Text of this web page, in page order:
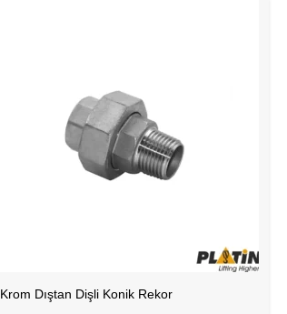
Krom Dıştan Dişli Konik Rekor